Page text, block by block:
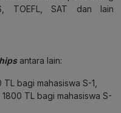
TOEFL, SAT dan lain
antara lain:
bagi mahasiswa S-1,
TL bagi mahasiswa S-